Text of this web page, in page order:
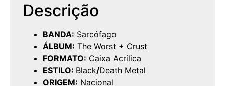
Descrição
BANDA: Sarcófago
ÁLBUM: The Worst + Crust
FORMATO: Caixa Acrílica
ESTILO: Black/Death Metal
ORIGEM: Nacional